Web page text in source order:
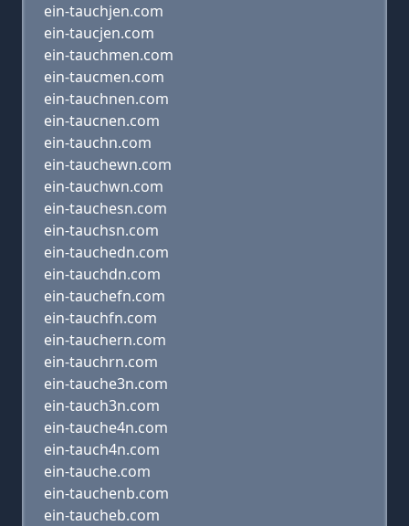
ein-tauchjen.com
ein-taucjen.com
ein-tauchmen.com
ein-taucmen.com
ein-tauchnen.com
ein-taucnen.com
ein-tauchn.com
ein-tauchewn.com
ein-tauchwn.com
ein-tauchesn.com
ein-tauchsn.com
ein-tauchedn.com
ein-tauchdn.com
ein-tauchefn.com
ein-tauchfn.com
ein-tauchern.com
ein-tauchrn.com
ein-tauche3n.com
ein-tauch3n.com
ein-tauche4n.com
ein-tauch4n.com
ein-tauche.com
ein-tauchenb.com
ein-taucheb.com